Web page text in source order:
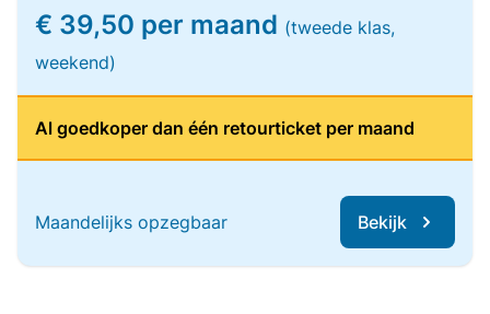
€ 39,50 per maand (tweede klas,
weekend)
Al goedkoper dan één retourticket per maand
Maandelijks opzegbaar Bekijk